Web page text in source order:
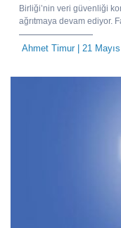
Birliği’nin veri güvenliği
ağrıtmaya devam ediyor.
Ahmet Timur| 21